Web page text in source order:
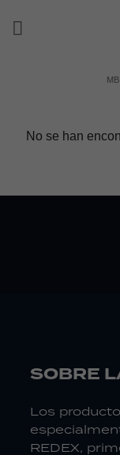
No se han
SOBRE
Los
REDEX,